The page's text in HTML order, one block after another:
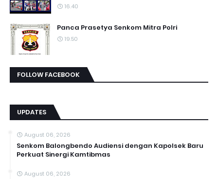
16.40
Panca Prasetya Senkom Mitra Polri
19.50
FOLLOW FACEBOOK
UPDATES
August 06, 2026
Senkom Balongbendo Audiensi dengan Kapolsek Baru
Perkuat Sinergi Kamtibmas
August 06, 2026